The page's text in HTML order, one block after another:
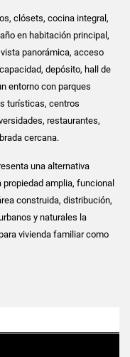
clósets, cocina integral,
en habitación principal,
panorámica, acceso
depósito, hall de
entorno con parques
turísticas, centros
restaurantes,
cercana.
una alternativa
amplia, funcional
construida, distribución,
y naturales la
vivienda familiar como